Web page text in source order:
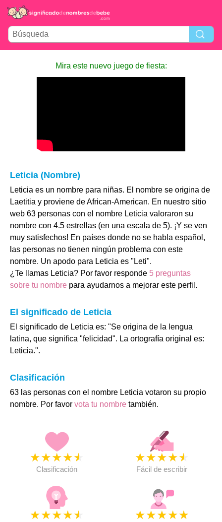
Mira este nuevo juego de fiesta:
Leticia (Nombre)
Leticia es un nombre para niñas. El nombre se origina de
Laetitia y proviene de African-American. En nuestro sitio
web 63 personas con el nombre Leticia valoraron su
nombre con 4.5 estrellas (en una escala de 5). ¡Y se ven
muy satisfechos! En países donde no se habla español,
las personas no tienen ningún problema con este
nombre. Un apodo para Leticia es "Leti".
¿Te llamas Leticia? Por favor responde 5 preguntas
sobre tu nombre para ayudarnos a mejorar este perfil.
El significado de Leticia
El significado de Leticia es: "Se origina de la lengua
latina, que significa "felicidad". La ortografía original es:
Leticia.".
Clasificación
63 las personas con el nombre Leticia votaron su propio
nombre. Por favor vota tu nombre también.
★★★★★
Clasificación
★★★★★
Fácil de escribir
★★★★★ ★★★★★